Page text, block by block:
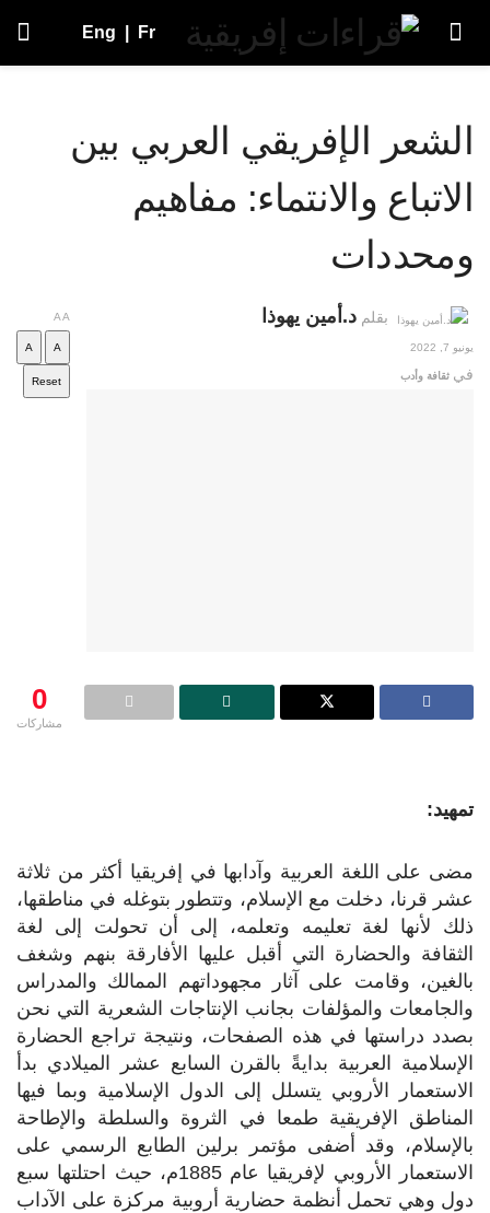
Eng Fr
الشعر الإفريقي العربي بين
الاتباع والانتماء: مفاهيم
ومحددات
بقلمد.أمين يهوذا
يونيو 7, 2022
في ثقافة وأدب
AA
A
A
Reset
0
مشاركات
تمهيد:
مضى على اللغة العربية وآدابها في إفريقيا أكثر من ثلاثة
عشر قرنا، دخلت مع الإسلام، وتتطور بتوغله في مناطقها،
ذلك لأنها لغة تعليمه وتعلمه، إلى أن تحولت إلى لغة
الثقافة والحضارة التي أقبل عليها الأفارقة بنهم وشغف
بالغين، وقامت على آثار مجهوداتهم الممالك والمدراس
والجامعات والمؤلفات بجانب الإنتاجات الشعرية التي نحن
بصدد دراستها في هذه الصفحات، ونتيجة تراجع الحضارة
الإسلامية العربية بدايةً بالقرن السابع عشر الميلادي بدأ
الاستعمار الأروبي يتسلل إلى الدول الإسلامية وبما فيها
المناطق الإفريقية طمعا في الثروة والسلطة والإطاحة
بالإسلام، وقد أضفى مؤتمر برلين الطابع الرسمي على
الاستعمار الأروبي لإفريقيا عام 1885م، حيث احتلتها سبع
دول وهي تحمل أنظمة حضارية أروبية مركزة على الآداب